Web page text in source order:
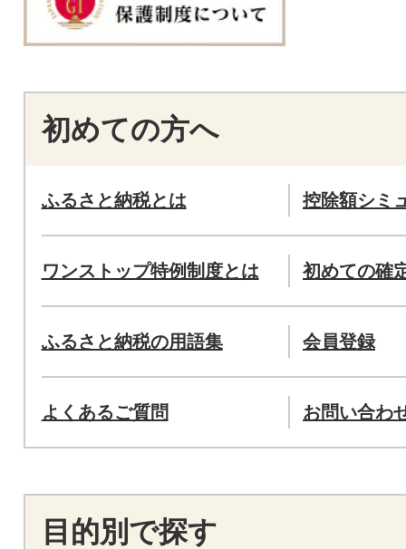
初めての方へ
ふるさと納税とは 控除額シミ
ワンストップ特例制度とは 初めての確
ふるさと納税の用語集 会員登録
よくあるご質問 お問い合わ
目的別で探す